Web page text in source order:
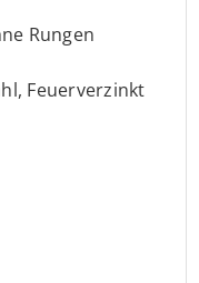
Rungen
Feuerverzinkt